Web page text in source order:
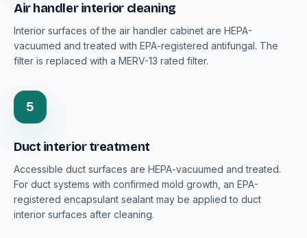
Air handler interior cleaning
Interior surfaces of the air handler cabinet are HEPA-
vacuumed and treated with EPA-registered antifungal. The
filter is replaced with a MERV-13 rated filter.
5
Duct interior treatment
Accessible duct surfaces are HEPA-vacuumed and treated.
For duct systems with confirmed mold growth, an EPA-
registered encapsulant sealant may be applied to duct
interior surfaces after cleaning.